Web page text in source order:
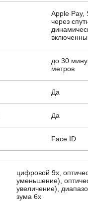
Apple Pay,
через
до 30
метров
Да
Да
Face ID
цифровой 9х,
уменьшение),
увеличение),
зума 6x